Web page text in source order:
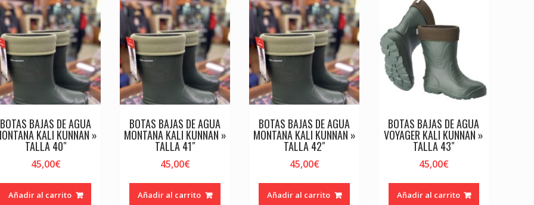
BOTAS BAJAS DE AGUA
KALI KUNNAN »
TALLA 40″
45,00€
Añadir al carrito
BOTAS BAJAS DE AGUA
MONTANA KALI KUNNAN »
TALLA 41″
45,00€
Añadir al carrito
BOTAS BAJAS DE AGUA
MONTANA KALI KUNNAN »
TALLA 42″
45,00€
Añadir al carrito
BOTAS BAJAS DE AGUA
VOYAGER KALI KUNNAN »
TALLA 43″
45,00€
Añadir al carrito